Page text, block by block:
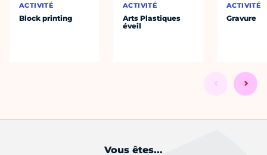
ACTIVITÉ
Block printing
ACTIVITÉ
Arts Plastiques
éveil
ACTIVITÉ
Gravure
Vous êtes...